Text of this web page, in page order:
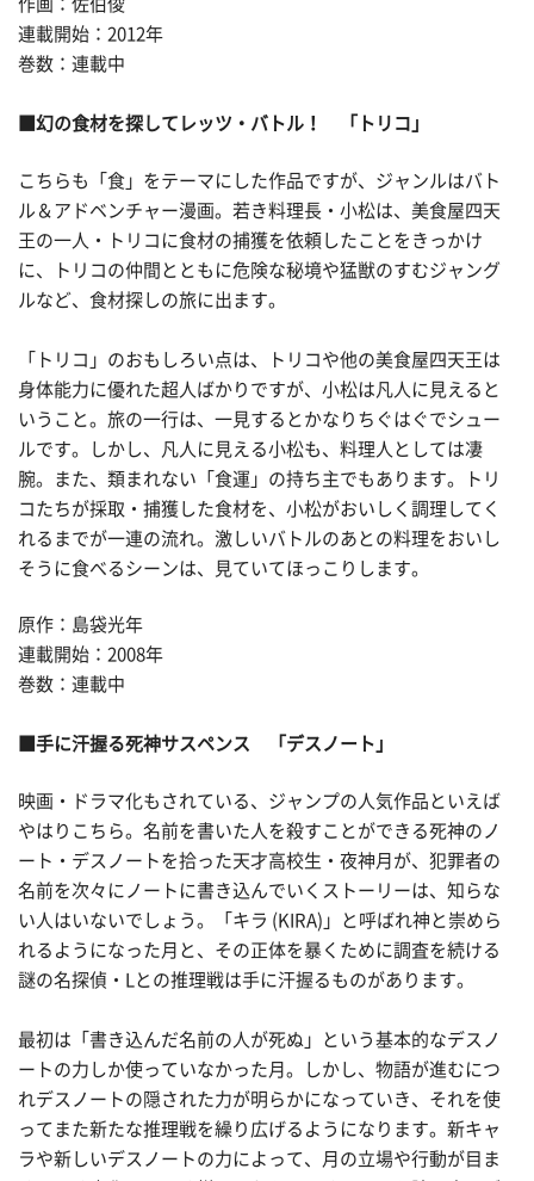
作画：佐伯俊
連載開始：2012年
巻数：連載中
■幻の食材を探してレッツ・バトル！ 「トリコ」
こちらも「食」をテーマにした作品ですが、ジャンルはバト
ル＆アドベンチャー漫画。若き料理長・小松は、美食屋四天
王の一人・トリコに食材の捕獲を依頼したことをきっかけ
に、トリコの仲間とともに危険な秘境や猛獣のすむジャング
ルなど、食材探しの旅に出ます。
「トリコ」のおもしろい点は、トリコや他の美食屋四天王は
身体能力に優れた超人ばかりですが、小松は凡人に見えると
いうこと。旅の一行は、一見するとかなりちぐはぐでシュー
ルです。しかし、凡人に見える小松も、料理人としては凄
腕。また、類まれない「食運」の持ち主でもあります。トリ
コたちが採取・捕獲した食材を、小松がおいしく調理してく
れるまでが一連の流れ。激しいバトルのあとの料理をおいし
そうに食べるシーンは、見ていてほっこりします。
原作：島袋光年
連載開始：2008年
巻数：連載中
■手に汗握る死神サスペンス 「デスノート」
映画・ドラマ化もされている、ジャンプの人気作品といえば
やはりこちら。名前を書いた人を殺すことができる死神のノ
ート・デスノートを拾った天才高校生・夜神月が、犯罪者の
名前を次々にノートに書き込んでいくストーリーは、知らな
い人はいないでしょう。「キラ (KIRA)」と呼ばれ神と崇めら
れるようになった月と、その正体を暴くために調査を続ける
謎の名探偵・Lとの推理戦は手に汗握るものがあります。
最初は「書き込んだ名前の人が死ぬ」という基本的なデスノ
ートの力しか使っていなかった月。しかし、物語が進むにつ
れデスノートの隠された力が明らかになっていき、それを使
ってまた新たな推理戦を繰り広げるようになります。新キャ
ラや新しいデスノートの力によって、月の立場や行動が目ま